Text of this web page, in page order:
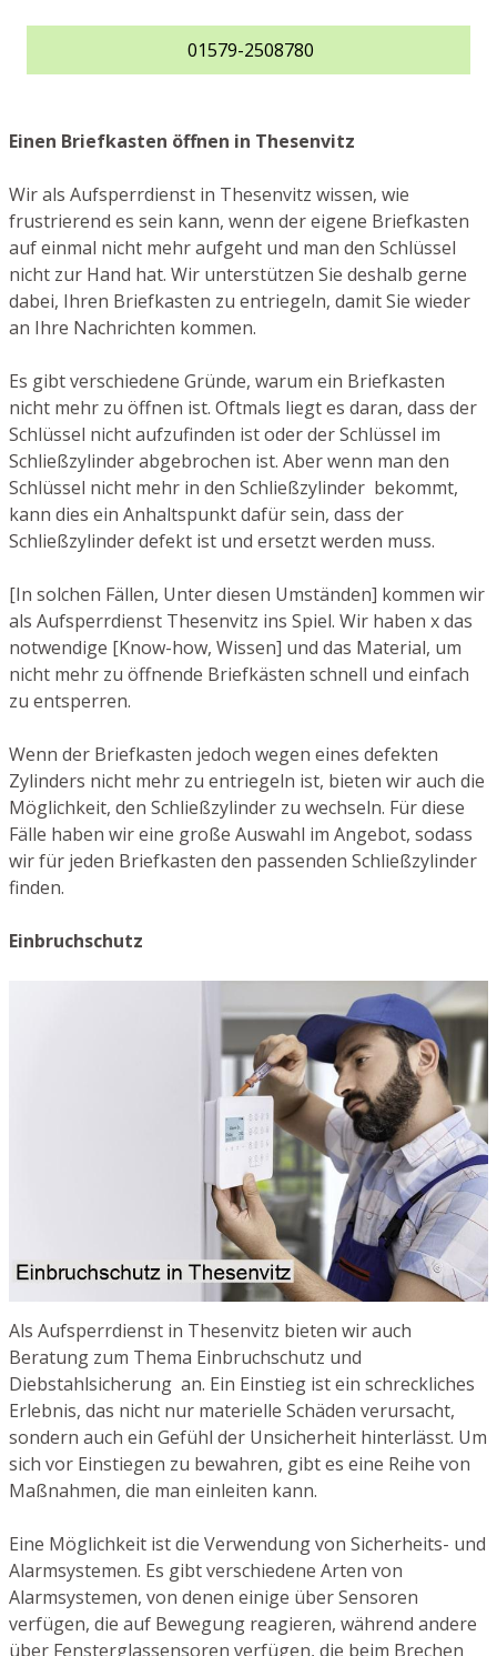
01579-2508780
Einen Briefkasten öffnen in Thesenvitz
Wir als Aufsperrdienst in Thesenvitz wissen, wie
frustrierend es sein kann, wenn der eigene Briefkasten
auf einmal nicht mehr aufgeht und man den Schlüssel
nicht zur Hand hat. Wir unterstützen Sie deshalb gerne
dabei, Ihren Briefkasten zu entriegeln, damit Sie wieder
an Ihre Nachrichten kommen.
Es gibt verschiedene Gründe, warum ein Briefkasten
nicht mehr zu öffnen ist. Oftmals liegt es daran, dass der
Schlüssel nicht aufzufinden ist oder der Schlüssel im
Schließzylinder abgebrochen ist. Aber wenn man den
Schlüssel nicht mehr in den Schließzylinder bekommt,
kann dies ein Anhaltspunkt dafür sein, dass der
Schließzylinder defekt ist und ersetzt werden muss.
[In solchen Fällen, Unter diesen Umständen] kommen wir
als Aufsperrdienst Thesenvitz ins Spiel. Wir haben x das
notwendige [Know-how, Wissen] und das Material, um
nicht mehr zu öffnende Briefkästen schnell und einfach
zu entsperren.
Wenn der Briefkasten jedoch wegen eines defekten
Zylinders nicht mehr zu entriegeln ist, bieten wir auch die
Möglichkeit, den Schließzylinder zu wechseln. Für diese
Fälle haben wir eine große Auswahl im Angebot, sodass
wir für jeden Briefkasten den passenden Schließzylinder
finden.
Einbruchschutz
Als Aufsperrdienst in Thesenvitz bieten wir auch
Beratung zum Thema Einbruchschutz und
Diebstahlsicherung an. Ein Einstieg ist ein schreckliches
Erlebnis, das nicht nur materielle Schäden verursacht,
sondern auch ein Gefühl der Unsicherheit hinterlässt. Um
sich vor Einstiegen zu bewahren, gibt es eine Reihe von
Maßnahmen, die man einleiten kann.
Eine Möglichkeit ist die Verwendung von Sicherheits- und
Alarmsystemen. Es gibt verschiedene Arten von
Alarmsystemen, von denen einige über Sensoren
verfügen, die auf Bewegung reagieren, während andere
über Fensterglassensoren verfügen, die beim Brechen